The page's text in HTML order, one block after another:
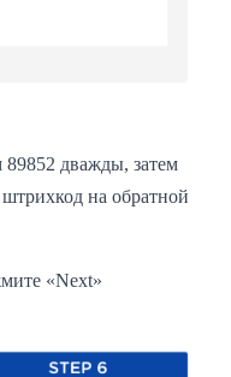
дважды, затем
на обратной
«Next»